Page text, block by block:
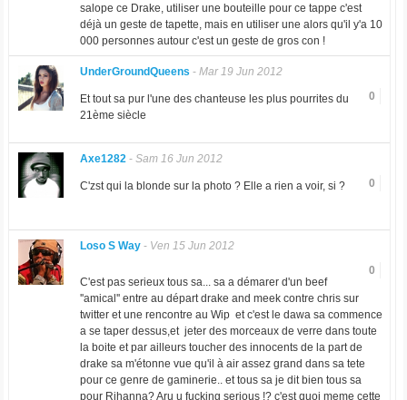
salope ce Drake, utiliser une bouteille pour ce tappe c'est
déjà un geste de tapette, mais en utiliser une alors qu'il y'a 10
000 personnes autour c'est un geste de gros con !
UnderGroundQueens - Mar 19 Jun 2012
0
Et tout sa pur l'une des chanteuse les plus pourrites du
21ème siècle
Axe1282 - Sam 16 Jun 2012
0
C'zst qui la blonde sur la photo ? Elle a rien a voir, si ?
Loso S Way- Ven 15 Jun 2012
0
C'est pas serieux tous sa... sa a démarer d'un beef
''amical'' entre au départ drake and meek contre chris sur
twitter et une rencontre au Wip et c'est le dawa sa commence
a se taper dessus,et jeter des morceaux de verre dans toute
la boite et par ailleurs toucher des innocents de la part de
drake sa m'étonne vue qu'il à air assez grand dans sa tete
pour ce genre de gaminerie.. et tous sa je dit bien tous sa
pour Rihanna? Aru u fucking serious !? c'est quoi meme cette